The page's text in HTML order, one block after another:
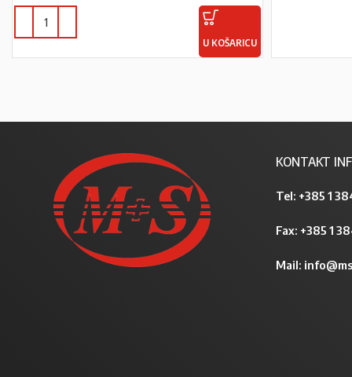
U KOŠARICU
KONTAKT
Tel: +385 1
Fax: +385 1
Mail: